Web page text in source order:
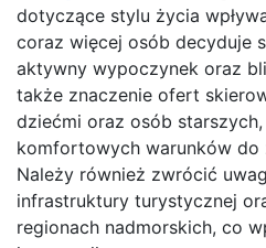
dotyczące stylu życia
coraz więcej osób decyduje
aktywny wypoczynek oraz
także znaczenie ofert
dziećmi oraz osób
komfortowych warunków do
Należy również zwrócić
infrastruktury turystycznej
regionach nadmorskich, co